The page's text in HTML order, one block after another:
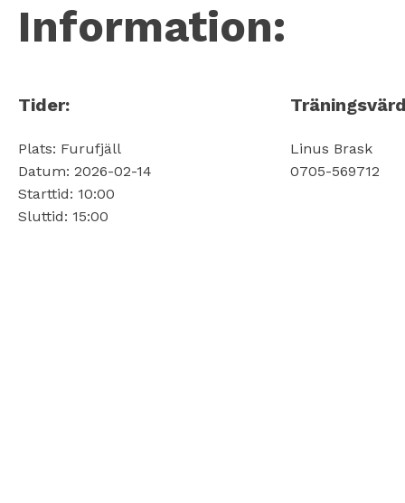
Information:
Tider:
Plats: Furufjäll
Datum: 2026-02-14
Starttid: 10:00
Sluttid: 15:00
Linus Brask
0705-569712